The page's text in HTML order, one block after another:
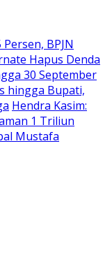
BPJN
Hapus Denda
30 September
hingga Bupati,
Hendra Kasim:
1 Triliun
Mustafa